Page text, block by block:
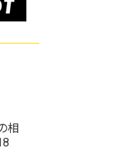
相